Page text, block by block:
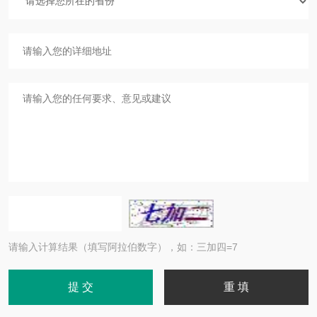
请输入计算结果（填写阿拉伯数字），如：三加四=7